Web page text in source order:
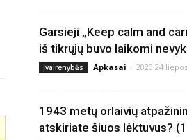
Garsieji „Keep calm and
iš tikrųjų buvo laikomi
Įvairenybės Apkasai - 2020 24 liepos
1943 metų orlaivių
atskiriate šiuos lėktuvus?